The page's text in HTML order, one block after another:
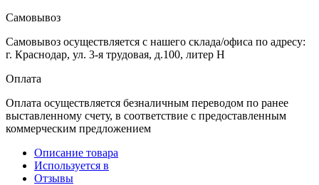
Самовывоз
Самовывоз осуществляется с нашего склада/офиса по адресу:
г. Краснодар, ул. 3-я трудовая, д.100, литер Н
Оплата
Оплата осуществляется безналичным переводом по ранее
выставленному счету, в соответствие с предоставленным
коммерческим предложением
Описание товара
Используется в
Отзывы